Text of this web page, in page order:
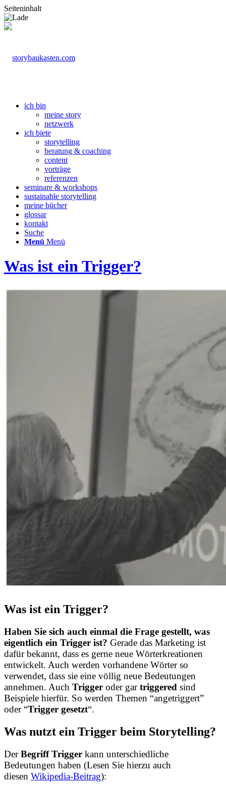
Seiteninhalt
ich bin
meine story
netzwerk
ich biete
storytelling
beratung & coaching
content
vorträge
referenzen
seminare & workshops
sustainable storytelling
meine bücher
glossar
kontakt
Suche
Menü Menü
Was ist ein Trigger?
Was ist ein Trigger?
Haben Sie sich auch einmal die Frage gestellt, was
eigentlich ein Trigger ist? Gerade das Marketing ist
dafür bekannt, dass es gerne neue Wörterkreationen
entwickelt. Auch werden vorhandene Wörter so
verwendet, dass sie eine völlig neue Bedeutungen
annehmen. Auch Trigger oder gartriggered sind
Beispiele hierfür. So werden Themen “angetriggert”
oder “Trigger gesetzt“.
Was nutzt ein Trigger beim Storytelling?
DerBegriff Trigger kann unterschiedliche
Bedeutungen haben (Lesen Sie hierzu auch
diesen Wikipedia-Beitrag):